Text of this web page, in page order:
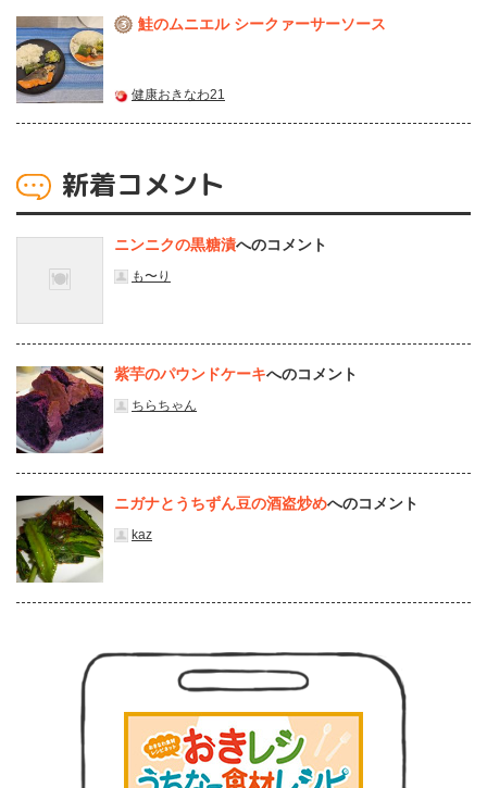
3 鮭のムニエル シークァーサーソース
健康おきなわ21
新着コメント
ニンニクの黒糖漬へのコメント
も〜り
紫芋のパウンドケーキへのコメント
ちらちゃん
ニガナとうちずん豆の酒盗炒めへのコメント
kaz